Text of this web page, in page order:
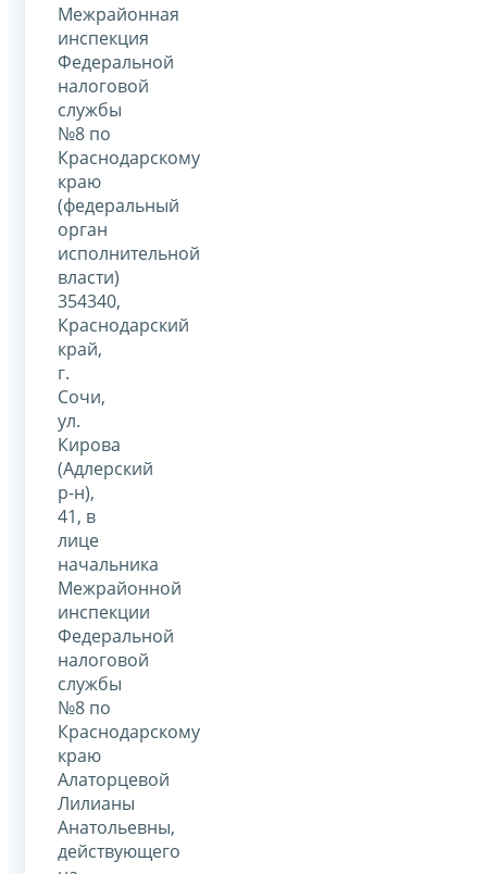
Межрайонная
инспекция
Федеральной
налоговой
службы
№8 по
Краснодарскому
краю
(федеральный
орган
исполнительной
власти)
354340,
Краснодарский
край,
г.
Сочи,
ул.
Кирова
(Адлерский
р-н),
41, в
лице
начальника
Межрайонной
инспекции
Федеральной
налоговой
службы
№8 по
Краснодарскому
краю
Алаторцевой
Лилианы
Анатольевны,
действующего